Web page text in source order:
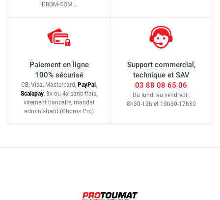
DROM-COM…
Paiement en ligne
100% sécurisé
CB, Visa, Mastercard, PayPal,
Scalapay, 3x ou 4x sans frais,
virement bancaire, mandat
administratif (Chorus Pro)
Support commercial,
technique et SAV
03 88 08 65 06
Du lundi au vendredi :
8h30-12h et 13h30-17h30